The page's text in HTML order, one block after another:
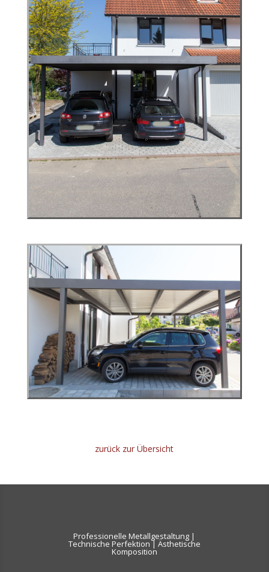
zurück zur Übersicht
Professionelle Metallgestaltung |
Technische Perfektion | Ästhetische
Komposition